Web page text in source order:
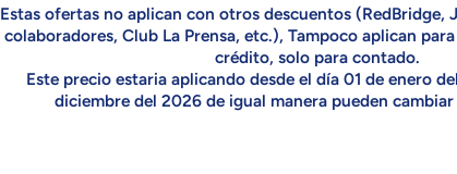
Estas ofertas no aplican con otros descuentos (RedBridge,
colaboradores, Club La Prensa, etc.), Tampoco aplican
crédito, solo para contado.
Este precio estaria aplicando desde el día 01 de enero
diciembre del 2026 de igual manera pueden